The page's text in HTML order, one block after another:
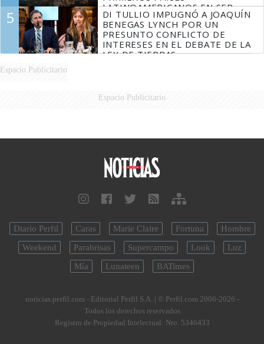
LATINOAMERICANOS EN SER
DERROTADOS
5
DI TULLIO IMPUGNÓ A JOAQUÍN
BENEGAS LYNCH POR UN
PRESUNTO CONFLICTO DE
INTERESES EN EL DEBATE DE LA
LEY DE TIERRAS
Espacio Publicitario
Espacio Publicitario
Diario Perfil Caras Marie Claire Fortuna
Hombre
Weekend
Parabrisas Supercampo Look
Luz
Mía
Lunateen BATimes
noticias.perfil.com - Editorial Perfil S.A. | © Perfil.com 2006-2026 -
Todos los derechos reservados
Registro de Propiedad Intelectual: Nro. 5346433